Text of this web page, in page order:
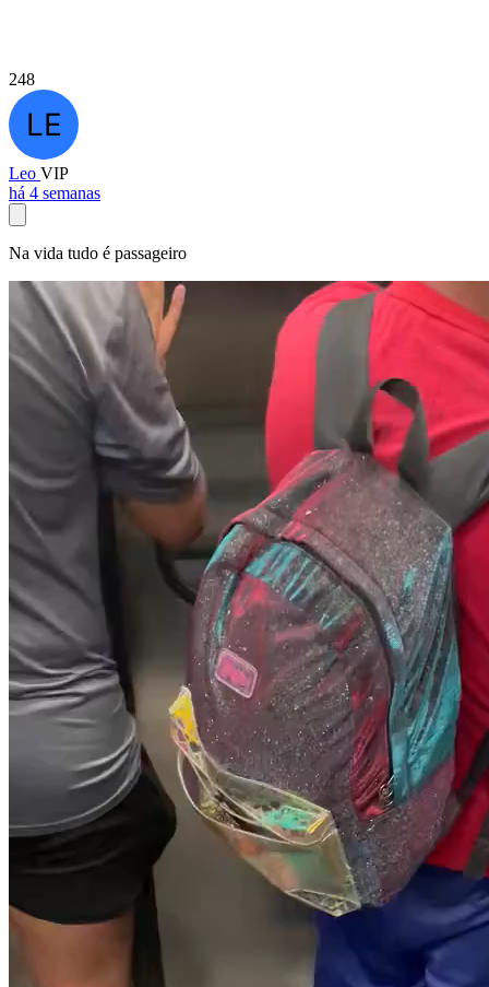
248
Leo VIP
há 4 semanas
Na vida tudo é passageiro